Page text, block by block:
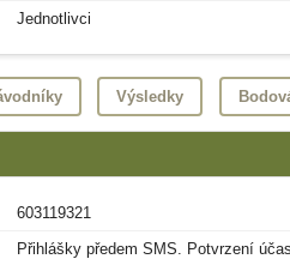
Jednotlivci
Výsledky
603119321
Přihlášky předem SMS. Potvrzení